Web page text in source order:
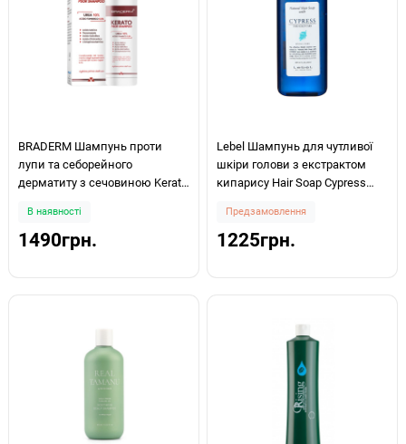
BRADERM Шампунь проти
лупи та себорейного
дерматиту з сечовиною Kerato
В наявності
1490грн.
Lebel Шампунь для чутливої ​​
шкіри голови з екстрактом
кипарису Hair Soap Cypress
Предзамовлення
1225грн.